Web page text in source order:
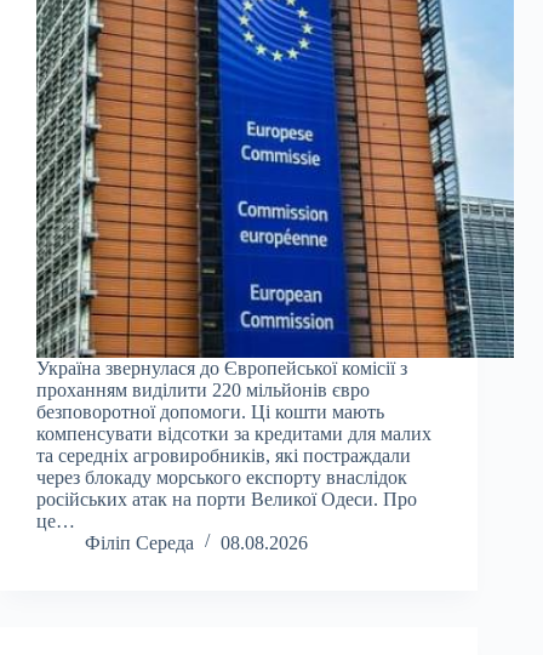
Україна звернулася до Європейської комісії з
проханням виділити 220 мільйонів євро
безповоротної допомоги. Ці кошти мають
компенсувати відсотки за кредитами для малих
та середніх агровиробників, які постраждали
через блокаду морського експорту внаслідок
російських атак на порти Великої Одеси. Про
це…
Філіп Середа
08.08.2026